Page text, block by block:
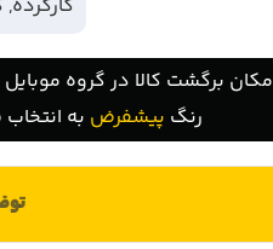
کارکرده,
برگشت کالا در گروه
رنگ پیشفرض به